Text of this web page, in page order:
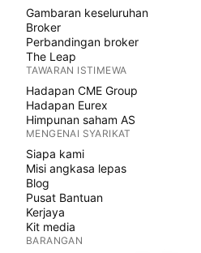
Gambaran keseluruhan
Broker
Perbandingan broker
The Leap
TAWARAN ISTIMEWA
Hadapan CME Group
Hadapan Eurex
Himpunan saham AS
MENGENAI SYARIKAT
Siapa kami
Misi angkasa lepas
Blog
Pusat Bantuan
Kerjaya
Kit media
BARANGAN